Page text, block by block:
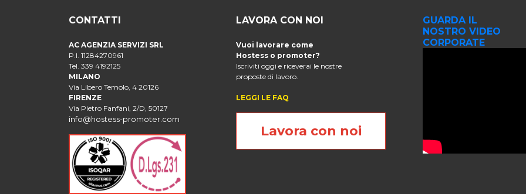
CONTATTI
AC AGENZIA SERVIZI SRL
P.I. 11284270961
Tel. 339 4192125
MILANO
Via Libero Temolo, 4 20126
FIRENZE
Via Pietro Fanfani, 2/D, 50127
info@hostess-promoter.com
LAVORA CON NOI
Vuoi lavorare come
Hostess o promoter?
Iscriviti oggi e riceverai le nostre
proposte di lavoro.
LEGGI LE FAQ
Lavora con noi
GUARDA IL
NOSTRO VIDEO
CORPORATE